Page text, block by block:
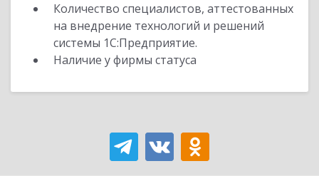
Количество специалистов, аттестованных
на внедрение технологий и решений
системы 1С:Предприятие.
Наличие у фирмы статуса